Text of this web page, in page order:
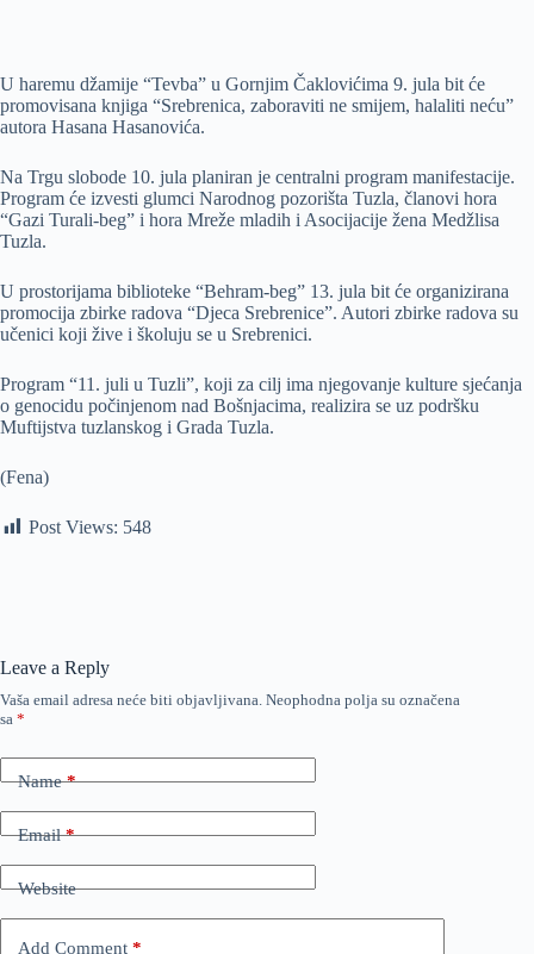
U haremu džamije “Tevba” u Gornjim Čaklovićima 9. jula bit će
promovisana knjiga “Srebrenica, zaboraviti ne smijem, halaliti neću”
autora Hasana Hasanovića.
Na Trgu slobode 10. jula planiran je centralni program manifestacije.
Program će izvesti glumci Narodnog pozorišta Tuzla, članovi hora
“Gazi Turali-beg” i hora Mreže mladih i Asocijacije žena Medžlisa
Tuzla.
U prostorijama biblioteke “Behram-beg” 13. jula bit će organizirana
promocija zbirke radova “Djeca Srebrenice”. Autori zbirke radova su
učenici koji žive i školuju se u Srebrenici.
Program “11. juli u Tuzli”, koji za cilj ima njegovanje kulture sjećanja
o genocidu počinjenom nad Bošnjacima, realizira se uz podršku
Muftijstva tuzlanskog i Grada Tuzla.
(Fena)
Post Views: 548
Leave a Reply
Vaša email adresa neće biti objavljivana. Neophodna polja su označena
sa *
Name*
Email*
Website
Add Comment *